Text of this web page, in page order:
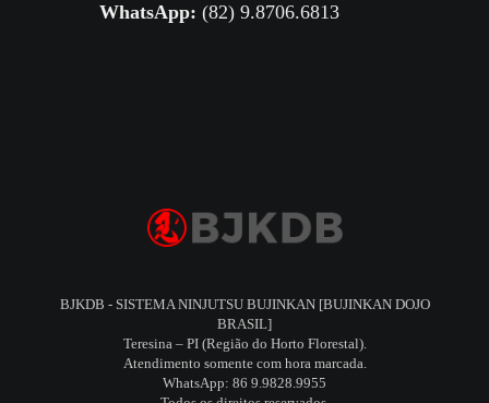
WhatsApp: (82) 9.8706.6813
BJKDB - SISTEMA NINJUTSU BUJINKAN [BUJINKAN DOJO
BRASIL]
Teresina – PI (Região do Horto Florestal).
Atendimento somente com hora marcada.
WhatsApp: 86 9.9828.9955